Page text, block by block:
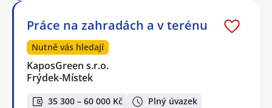
Práce na zahradách a v terénu
Nutně vás hledají
KaposGreen s.r.o.
Frýdek-Místek
35 300 – 60 000 Kč
Plný úvazek